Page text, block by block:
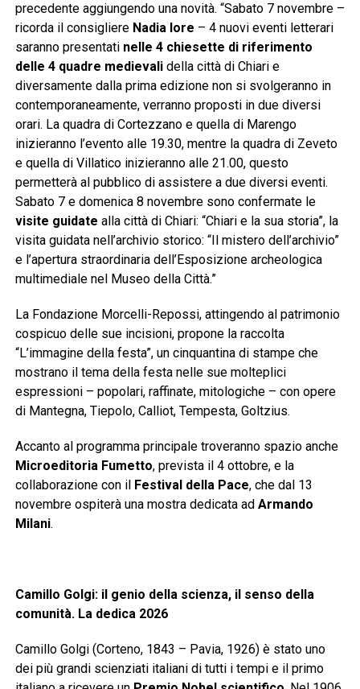
precedente aggiungendo una novità. “Sabato 7 novembre –
ricorda il consigliere Nadia Iore – 4 nuovi eventi letterari
saranno presentati nelle 4 chiesette di riferimento
delle 4 quadre medievali della città di Chiari e
diversamente dalla prima edizione non si svolgeranno in
contemporaneamente, verranno proposti in due diversi
orari. La quadra di Cortezzano e quella di Marengo
inizieranno l’evento alle 19.30, mentre la quadra di Zeveto
e quella di Villatico inizieranno alle 21.00, questo
permetterà al pubblico di assistere a due diversi eventi.
Sabato 7 e domenica 8 novembre sono confermate le
visite guidate alla città di Chiari: “Chiari e la sua storia”, la
visita guidata nell’archivio storico: “Il mistero dell’archivio”
e l’apertura straordinaria dell’Esposizione archeologica
multimediale nel Museo della Città.”
La Fondazione Morcelli-Repossi, attingendo al patrimonio
cospicuo delle sue incisioni, propone la raccolta
“L’immagine della festa”, un cinquantina di stampe che
mostrano il tema della festa nelle sue molteplici
espressioni – popolari, raffinate, mitologiche – con opere
di Mantegna, Tiepolo, Calliot, Tempesta, Goltzius.
Accanto al programma principale troveranno spazio anche
Microeditoria Fumetto, prevista il 4 ottobre, e la
collaborazione con il Festival della Pace, che dal 13
novembre ospiterà una mostra dedicata ad Armando
Milani.
Camillo Golgi: il genio della scienza, il senso della
comunità. La dedica 2026
Camillo Golgi (Corteno, 1843 – Pavia, 1926) è stato uno
dei più grandi scienziati italiani di tutti i tempi e il primo